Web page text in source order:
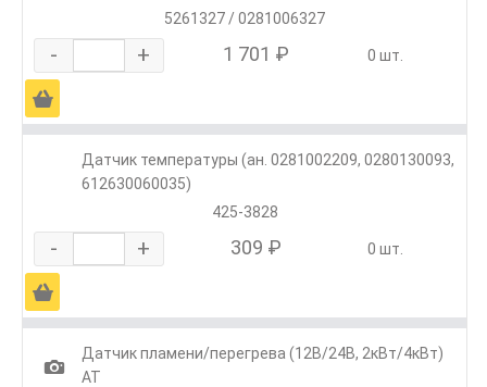
5261327 / 0281006327
- + 1 701 ₽ 0 шт.
Ä
Датчик температуры (ан. 0281002209, 0280130093,
612630060035)
425-3828
- + 309 ₽ 0 шт.
Ä
1
Датчик пламени/перегрева (12В/24В, 2кВт/4кВт)
АТ